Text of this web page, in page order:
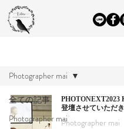
全ての記事
Photographer mai
Photographer mai
PHOTONEXT2023
登壇させていただ
Photographer mai